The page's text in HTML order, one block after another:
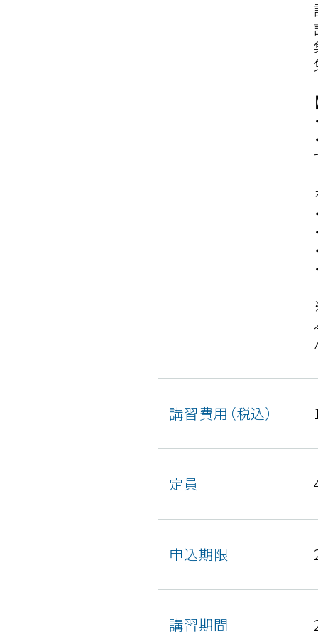
講習費用（税込）
定員
申込期限
講習期間